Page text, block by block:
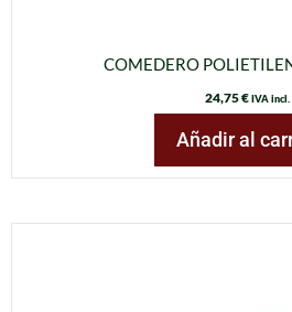
COMEDERO
24,75€ IVA incl.
Añadir al